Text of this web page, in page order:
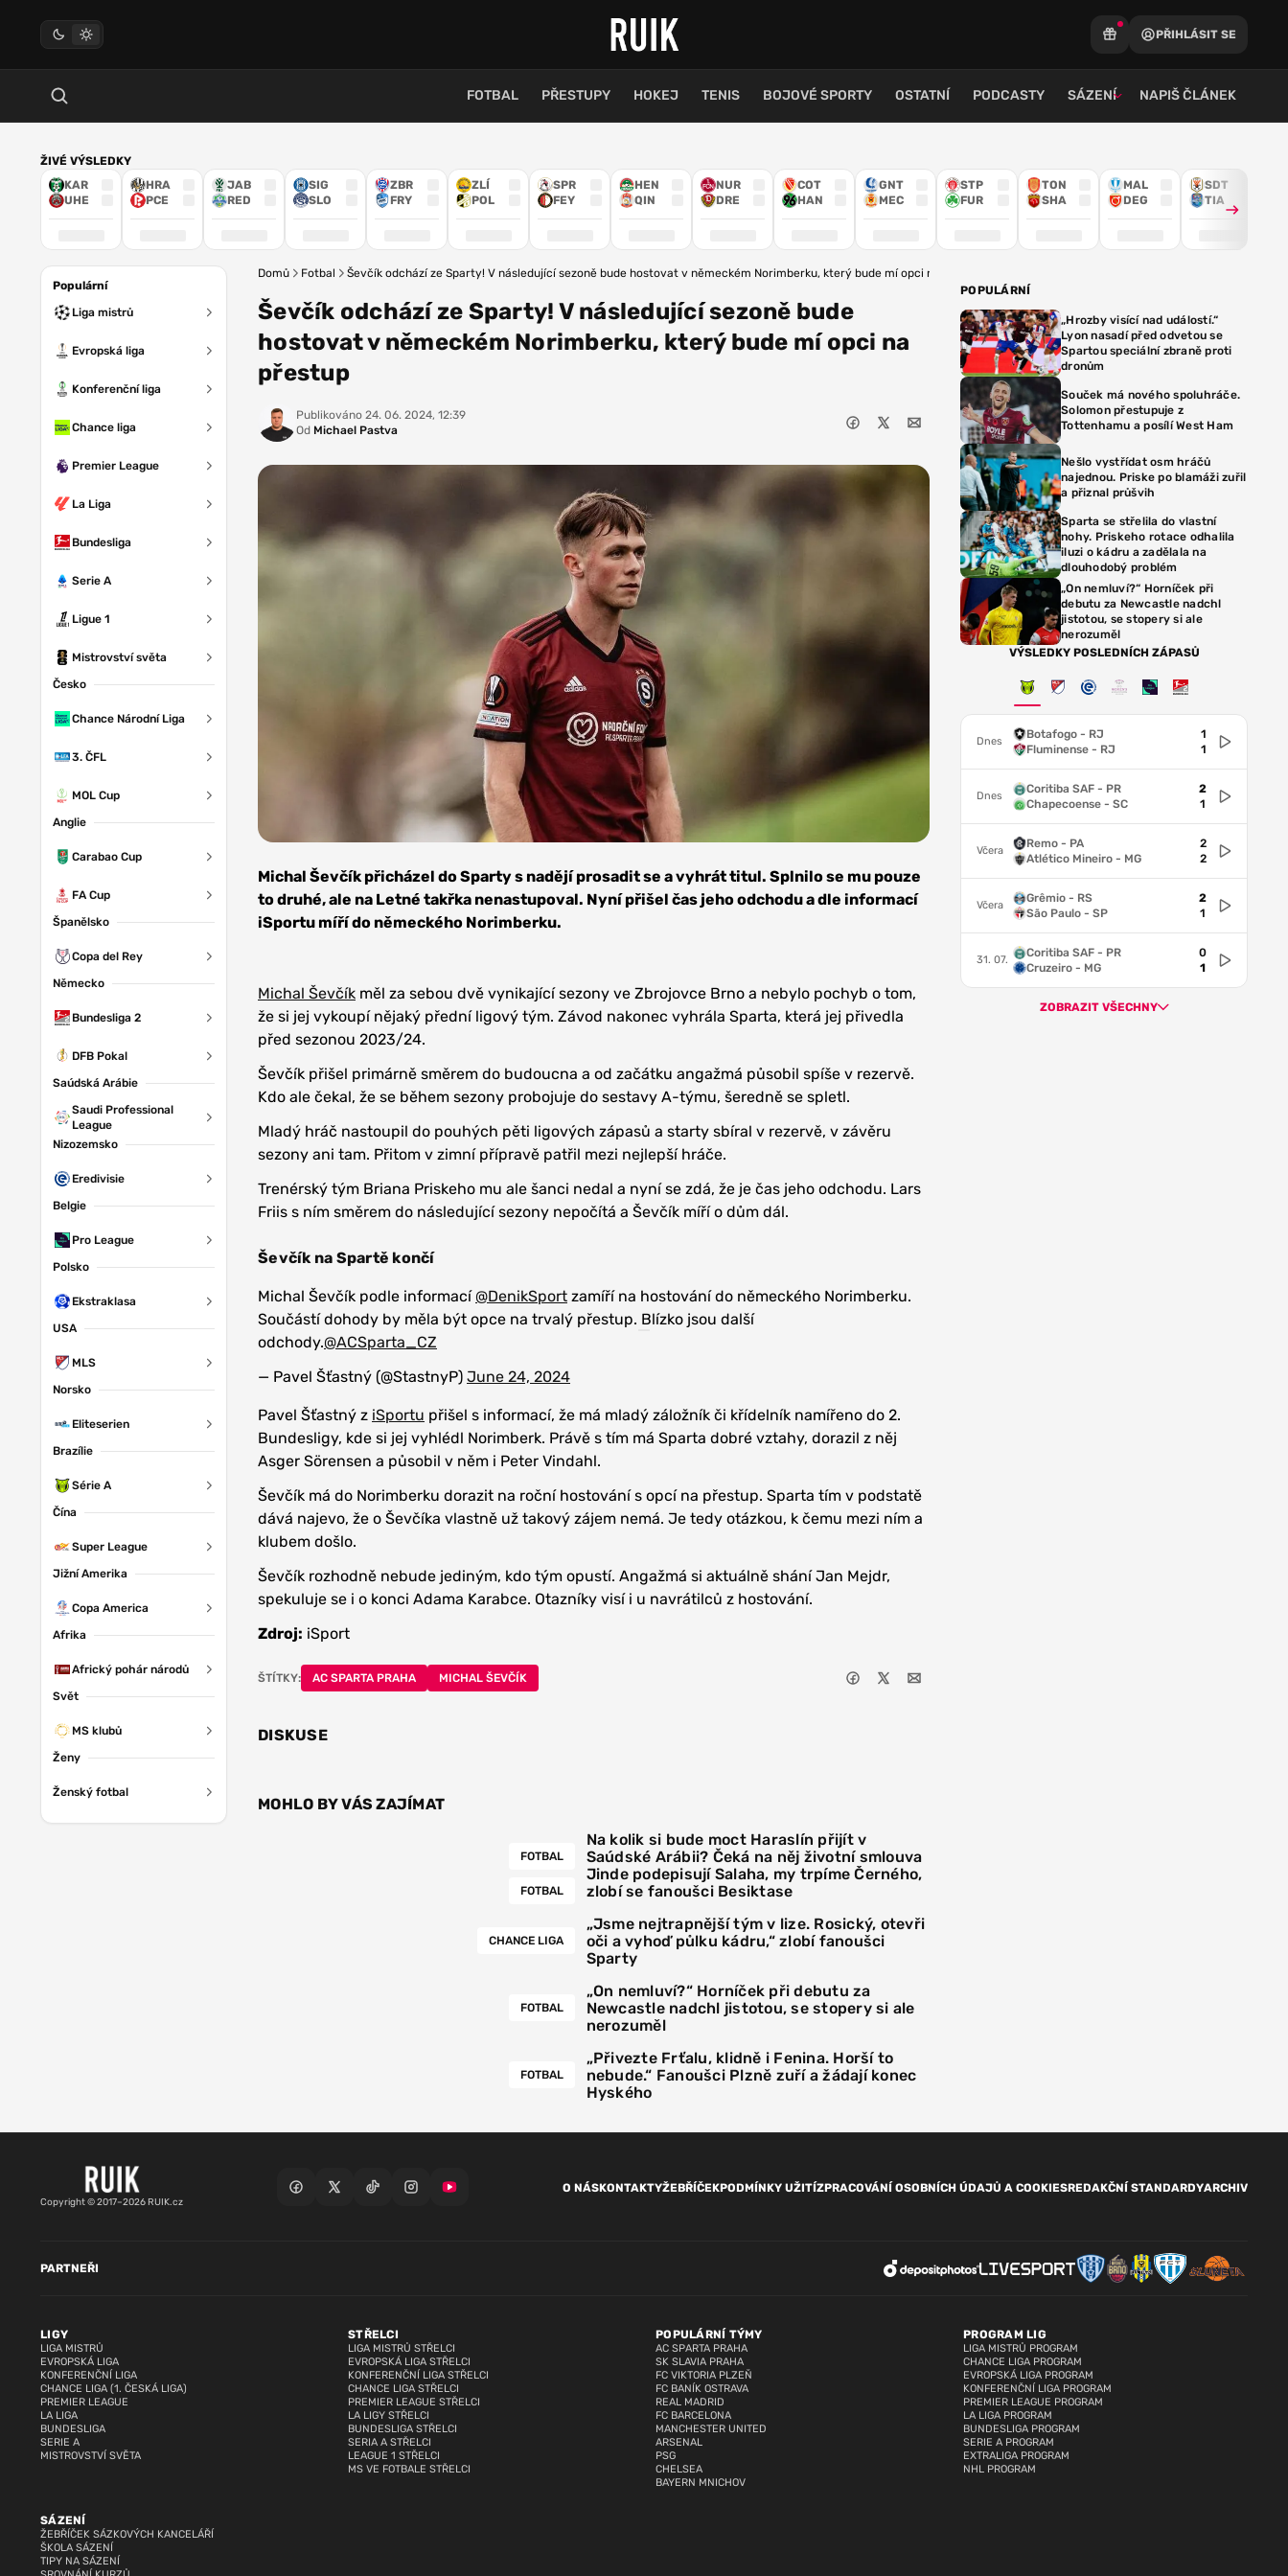
PŘIHLÁSIT SE
FOTBAL PŘESTUPY HOKEJ TENIS BOJOVÉ SPORTY OSTATNÍ PODCASTY SÁZENÍ NAPIŠ ČLÁNEK
ŽIVÉ VÝSLEDKY
KAR
UHE
HRA
PCE
JAB
RED
SIG
SLO
ZBR
FRY
ZLÍ
POL
SPR
FEY
HEN
QIN
NUR
DRE
COT
HAN
GNT
MEC
STP
FUR
TON
SHA
MAL
DEG
SDT
TIA
Populární
Liga mistrů
Evropská liga
Konferenční liga
Chance liga
Premier League
La Liga
Bundesliga
Serie A
Ligue 1
Mistrovství světa
Česko
Chance Národní Liga
3. ČFL
MOL Cup
Anglie
Carabao Cup
FA Cup
Španělsko
Copa del Rey
Německo
Bundesliga 2
DFB Pokal
Saúdská Arábie
Saudi Professional
League
Nizozemsko
Eredivisie
Belgie
Pro League
Polsko
Ekstraklasa
USA
MLS
Norsko
Eliteserien
Brazílie
Série A
Čína
Super League
Jižní Amerika
Copa America
Afrika
Africký pohár národů
Svět
MS klubů
Ženy
Ženský fotbal
Domů Fotbal Ševčík odchází ze Sparty! V následující sezoně bude hostovat v německém Norimberku, který bude mí opci na přestup
Ševčík odchází ze Sparty! V následující sezoně bude
hostovat v německém Norimberku, který bude mí opci na
přestup
Publikováno 24. 06. 2024, 12:39
Od Michael Pastva
Sparta Praha
Michal Ševčík přicházel do Sparty s nadějí prosadit se a vyhrát titul. Splnilo se mu pouze
to druhé, ale na Letné takřka nenastupoval. Nyní přišel čas jeho odchodu a dle informací
iSportu míří do německého Norimberku.
Michal Ševčík měl za sebou dvě vynikající sezony ve Zbrojovce Brno a nebylo pochyb o tom,
že si jej vykoupí nějaký přední ligový tým. Závod nakonec vyhrála Sparta, která jej přivedla
před sezonou 2023/24.
Ševčík přišel primárně směrem do budoucna a od začátku angažmá působil spíše v rezervě.
Kdo ale čekal, že se během sezony probojuje do sestavy A-týmu, šeredně se spletl.
Mladý hráč nastoupil do pouhých pěti ligových zápasů a starty sbíral v rezervě, v závěru
sezony ani tam. Přitom v zimní přípravě patřil mezi nejlepší hráče.
Trenérský tým Briana Priskeho mu ale šanci nedal a nyní se zdá, že je čas jeho odchodu. Lars
Friis s ním směrem do následující sezony nepočítá a Ševčík míří o dům dál.
Ševčík na Spartě končí
Michal Ševčík podle informací @DenikSport zamíří na hostování do německého Norimberku.
Součástí dohody by měla být opce na trvalý přestup. Blízko jsou další
odchody.@ACSparta_CZ
— Pavel Šťastný (@StastnyP) June 24, 2024
Pavel Šťastný z iSportu přišel s informací, že má mladý záložník či křídelník namířeno do 2.
Bundesligy, kde si jej vyhlédl Norimberk. Právě s tím má Sparta dobré vztahy, dorazil z něj
Asger Sörensen a působil v něm i Peter Vindahl.
Ševčík má do Norimberku dorazit na roční hostování s opcí na přestup. Sparta tím v podstatě
dává najevo, že o Ševčíka vlastně už takový zájem nemá. Je tedy otázkou, k čemu mezi ním a
klubem došlo.
Ševčík rozhodně nebude jediným, kdo tým opustí. Angažmá si aktuálně shání Jan Mejdr,
spekuluje se i o konci Adama Karabce. Otazníky visí i u navrátilců z hostování.
Zdroj: iSport
ŠTÍTKY: AC SPARTA PRAHA MICHAL ŠEVČÍK
DISKUSE
MOHLO BY VÁS ZAJÍMAT
FOTBAL
Na kolik si bude moct Haraslín přijít v
Saúdské Arábii? Čeká na něj životní smlouva
FOTBAL
Jinde podepisují Salaha, my trpíme Černého,
zlobí se fanoušci Besiktase
CHANCE LIGA
„Jsme nejtrapnější tým v lize. Rosický, otevři
oči a vyhoď půlku kádru,“ zlobí fanoušci
Sparty
FOTBAL
„On nemluví?“ Horníček při debutu za
Newcastle nadchl jistotou, se stopery si ale
nerozuměl
FOTBAL
„Přivezte Frťalu, klidně i Fenina. Horší to
nebude.“ Fanoušci Plzně zuří a žádají konec
Hyského
POPULÁRNÍ
„Hrozby visící nad událostí.“
Lyon nasadí před odvetou se
Spartou speciální zbraně proti
dronům
Souček má nového spoluhráče.
Solomon přestupuje z
Tottenhamu a posílí West Ham
Nešlo vystřídat osm hráčů
najednou. Priske po blamáži zuřil
a přiznal průšvih
Sparta se střelila do vlastní
nohy. Priskeho rotace odhalila
iluzi o kádru a zadělala na
dlouhodobý problém
„On nemluví?“ Horníček při
debutu za Newcastle nadchl
jistotou, se stopery si ale
nerozuměl
VÝSLEDKY POSLEDNÍCH ZÁPASŮ
Dnes
Botafogo - RJ
Fluminense - RJ
1
1
Dnes
Coritiba SAF - PR
Chapecoense - SC
2
1
Včera
Remo - PA
Atlético Mineiro - MG
2
2
Včera
Grêmio - RS
São Paulo - SP
2
1
31. 07.
Coritiba SAF - PR
Cruzeiro - MG
0
1
ZOBRAZIT VŠECHNY
Copyright © 2017–2026 RUIK.cz
O NÁSKONTAKTYŽEBŘÍČEKPODMÍNKY UŽITÍZPRACOVÁNÍ OSOBNÍCH ÚDAJŮ A COOKIESREDAKČNÍ STANDARDYARCHIV
LIGY
LIGA MISTRŮ
EVROPSKÁ LIGA
KONFERENČNÍ LIGA
CHANCE LIGA (1. ČESKÁ LIGA)
PREMIER LEAGUE
LA LIGA
BUNDESLIGA
SERIE A
MISTROVSTVÍ SVĚTA
STŘELCI
LIGA MISTRŮ STŘELCI
EVROPSKÁ LIGA STŘELCI
KONFERENČNÍ LIGA STŘELCI
CHANCE LIGA STŘELCI
PREMIER LEAGUE STŘELCI
LA LIGY STŘELCI
BUNDESLIGA STŘELCI
SERIA A STŘELCI
LEAGUE 1 STŘELCI
MS VE FOTBALE STŘELCI
POPULÁRNÍ TÝMY
AC SPARTA PRAHA
SK SLAVIA PRAHA
FC VIKTORIA PLZEŇ
FC BANÍK OSTRAVA
REAL MADRID
FC BARCELONA
MANCHESTER UNITED
ARSENAL
PSG
CHELSEA
BAYERN MNICHOV
PROGRAM LIG
LIGA MISTRŮ PROGRAM
CHANCE LIGA PROGRAM
EVROPSKÁ LIGA PROGRAM
KONFERENČNÍ LIGA PROGRAM
PREMIER LEAGUE PROGRAM
LA LIGA PROGRAM
BUNDESLIGA PROGRAM
SERIE A PROGRAM
EXTRALIGA PROGRAM
NHL PROGRAM
SÁZENÍ
ŽEBŘÍČEK SÁZKOVÝCH KANCELÁŘÍ
ŠKOLA SÁZENÍ
TIPY NA SÁZENÍ
PARTNEŘI